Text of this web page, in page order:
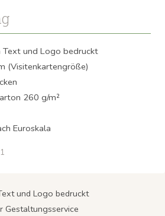
und Logo bedruckt
(Visitenkartengröße)
260 g/m²
Euroskala
und Logo bedruckt
Gestaltungsservice